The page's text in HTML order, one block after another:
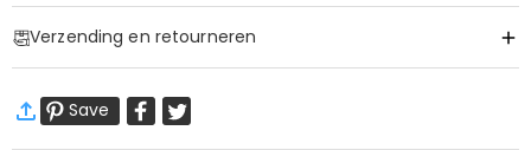
Verzending en retourneren
Wij willen dat u zich comfortabel en zeker voelt tijdens het
Save